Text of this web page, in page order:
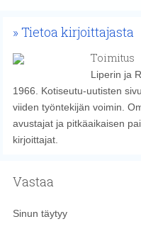
Tietoa kirjoittajasta
Toimitus
Liperin ja
1966. Kotiseutu-uutisten
viiden työntekijän voimin.
avustajat ja pitkäaikaisen
kirjoittajat.
Vastaa
Sinun täytyy